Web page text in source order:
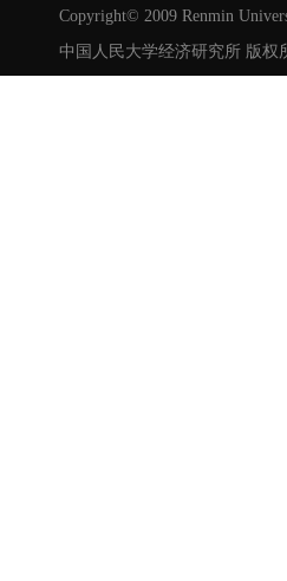
Copyright© 2009 Renmin
中国人民大学经济研究所 版权